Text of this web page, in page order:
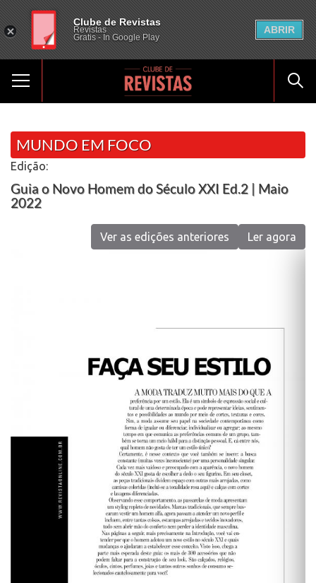
MUNDO EM FOCO
Edição:
Guia o Novo Homem do Século XXI Ed.2 | Maio
2022
Ler agora
Ver as edições anteriores
Clube de Revistas
Revistas
Gratis - In Google Play
ABRIR